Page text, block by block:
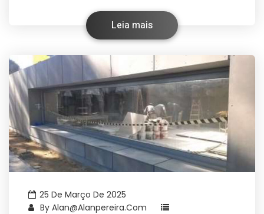
Leia mais
25 De Março De 2025
By Alan@alanpereira.com